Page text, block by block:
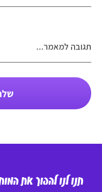
תגובה למאמר...
תנו לנו להפוך את